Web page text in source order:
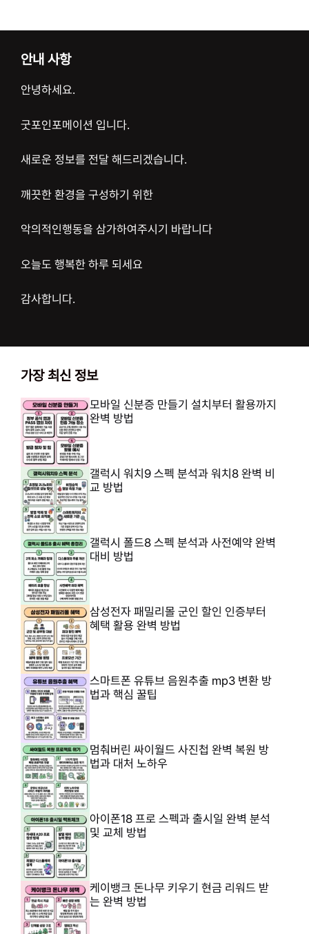
안내 사항
안녕하세요.
굿포인포메이션 입니다.
새로운 정보를 전달 해드리겠습니다.
깨끗한 환경을 구성하기 위한
악의적인행동을 삼가하여주시기 바랍니다
오늘도 행복한 하루 되세요
감사합니다.
가장 최신 정보
모바일 신분증 만들기 설치부터 활용까지
완벽 방법
갤럭시 워치9 스펙 분석과 워치8 완벽 비
교 방법
갤럭시 폴드8 스펙 분석과 사전예약 완벽
대비 방법
삼성전자 패밀리몰 군인 할인 인증부터
혜택 활용 완벽 방법
스마트폰 유튜브 음원추출 mp3 변환 방
법과 핵심 꿀팁
멈춰버린 싸이월드 사진첩 완벽 복원 방
법과 대처 노하우
아이폰18 프로 스펙과 출시일 완벽 분석
및 교체 방법
케이뱅크 돈나무 키우기 현금 리워드 받
는 완벽 방법